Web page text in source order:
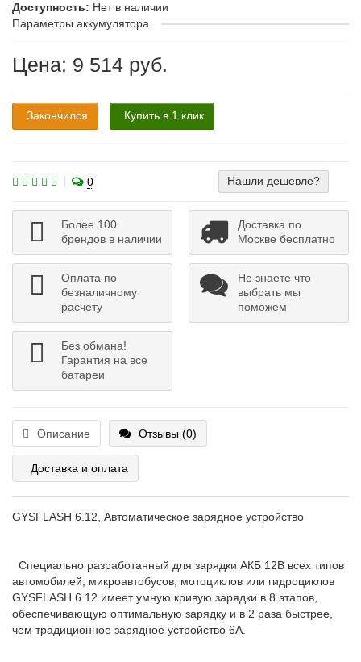
Доступность: Нет в наличии
Параметры аккумулятора
Цена: 9 514 руб.
Закончился Купить в 1 клик
0 Нашли дешевле?
Более 100
брендов в наличии
Доставка по
Москве бесплатно
Оплата по
безналичному
расчету
Не знаете что
выбрать мы
поможем
Без обмана!
Гарантия на все
батареи
Описание Отзывы (0)
Доставка и оплата
GYSFLASH 6.12, Автоматическое зарядное устройство
Специально разработанный для зарядки АКБ 12В всех типов
автомобилей, микроавтобусов, мотоциклов или гидроциклов
GYSFLASH 6.12 имеет умную кривую зарядки в 8 этапов,
обеспечивающую оптимальную зарядку и в 2 раза быстрее,
чем традиционное зарядное устройство 6А.